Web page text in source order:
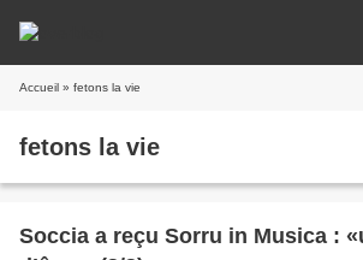
Accueil » fetons la vie
fetons la vie
Soccia a reçu Sorru in Musica :